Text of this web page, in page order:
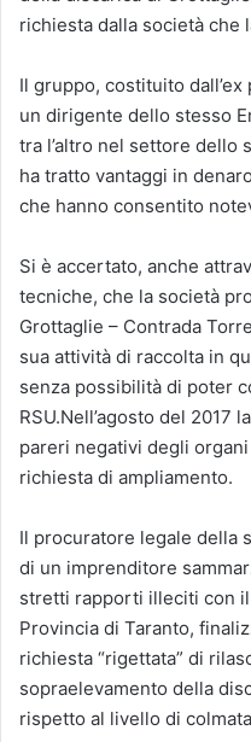
richiesta dalla società che
Il gruppo, costituito
un dirigente dello stesso
tra l’altro nel settore dello
ha tratto vantaggi in
che hanno consentito
Si è accertato, anche
tecniche, che la società
Grottaglie – Contrada
sua attività di raccolta in
senza possibilità di poter
RSU.Nell’agosto del 2017
pareri negativi degli
richiesta di ampliamento.
Il procuratore legale della
di un imprenditore
stretti rapporti illeciti con
Provincia di Taranto,
richiesta “rigettata” di
sopraelevamento della
rispetto al livello di